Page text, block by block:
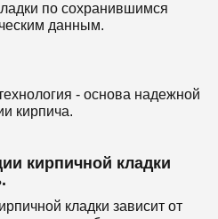
по сохранившимся
данным.
- основа надежной
кирпича.
кирпичной кладки
кладки зависит от